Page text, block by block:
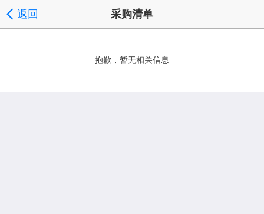
返回 采购清单
抱歉，暂无相关信息